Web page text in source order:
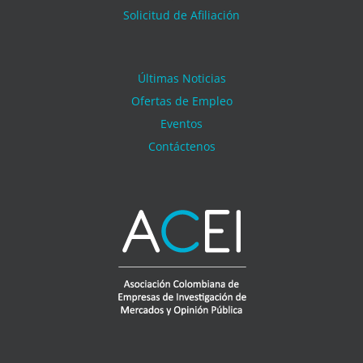
Solicitud de Afiliación
Últimas Noticias
Ofertas de Empleo
Eventos
Contáctenos